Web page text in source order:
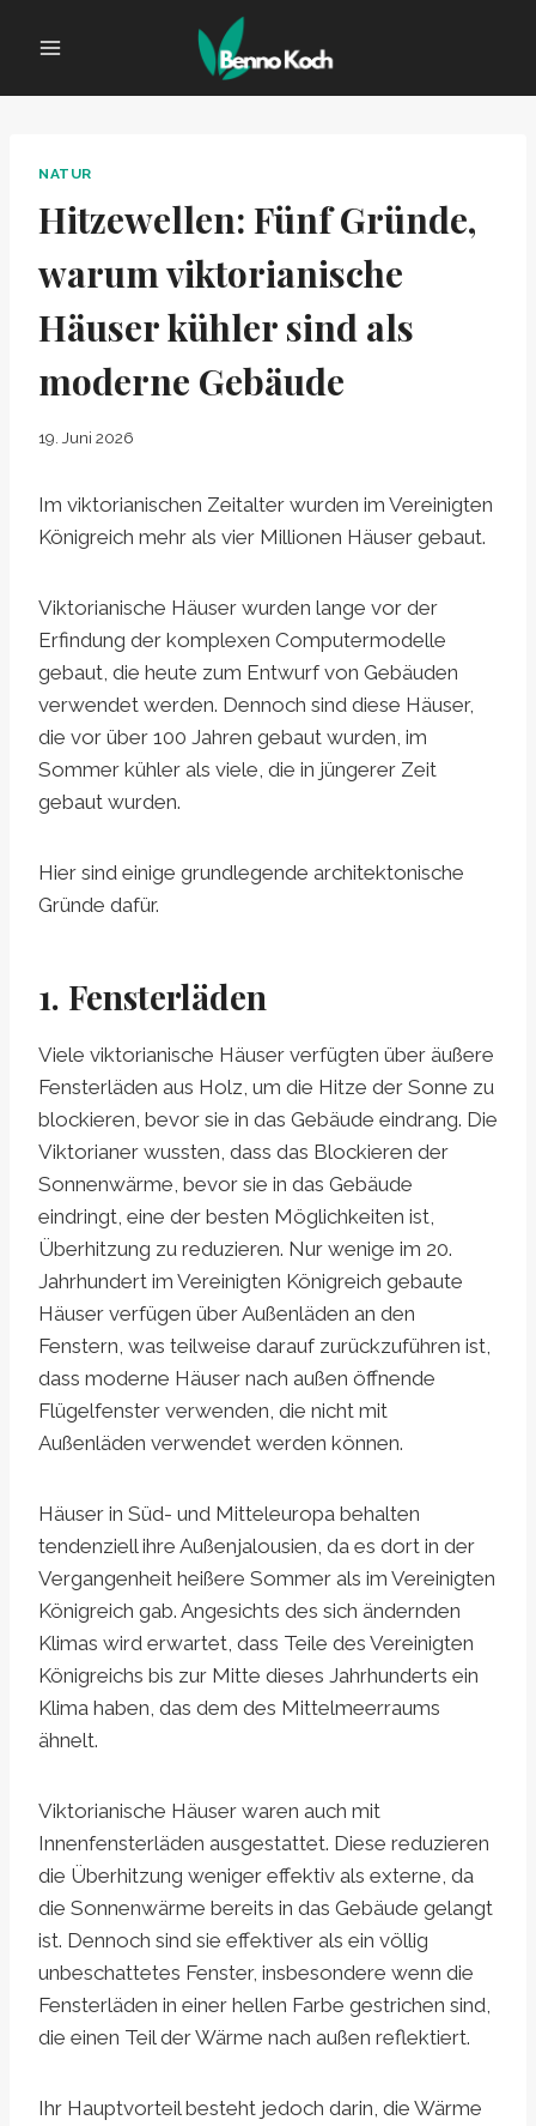
Inhalt
NATUR
Hitzewellen: Fünf Gründe,
warum viktorianische
Häuser kühler sind als
moderne Gebäude
19. Juni 2026
Im viktorianischen Zeitalter wurden im Vereinigten
Königreich mehr als vier Millionen Häuser gebaut.
Viktorianische Häuser wurden lange vor der
Erfindung der komplexen Computermodelle
gebaut, die heute zum Entwurf von Gebäuden
verwendet werden. Dennoch sind diese Häuser,
die vor über 100 Jahren gebaut wurden, im
Sommer kühler als viele, die in jüngerer Zeit
gebaut wurden.
Hier sind einige grundlegende architektonische
Gründe dafür.
1. Fensterläden
Viele viktorianische Häuser verfügten über äußere
Fensterläden aus Holz, um die Hitze der Sonne zu
blockieren, bevor sie in das Gebäude eindrang. Die
Viktorianer wussten, dass das Blockieren der
Sonnenwärme, bevor sie in das Gebäude
eindringt, eine der besten Möglichkeiten ist,
Überhitzung zu reduzieren. Nur wenige im 20.
Jahrhundert im Vereinigten Königreich gebaute
Häuser verfügen über Außenläden an den
Fenstern, was teilweise darauf zurückzuführen ist,
dass moderne Häuser nach außen öffnende
Flügelfenster verwenden, die nicht mit
Außenläden verwendet werden können.
Häuser in Süd- und Mitteleuropa behalten
tendenziell ihre Außenjalousien, da es dort in der
Vergangenheit heißere Sommer als im Vereinigten
Königreich gab. Angesichts des sich ändernden
Klimas wird erwartet, dass Teile des Vereinigten
Königreichs bis zur Mitte dieses Jahrhunderts ein
Klima haben, das dem des Mittelmeerraums
ähnelt.
Viktorianische Häuser waren auch mit
Innenfensterläden ausgestattet. Diese reduzieren
die Überhitzung weniger effektiv als externe, da
die Sonnenwärme bereits in das Gebäude gelangt
ist. Dennoch sind sie effektiver als ein völlig
unbeschattetes Fenster, insbesondere wenn die
Fensterläden in einer hellen Farbe gestrichen sind,
die einen Teil der Wärme nach außen reflektiert.
Ihr Hauptvorteil besteht jedoch darin, die Wärme